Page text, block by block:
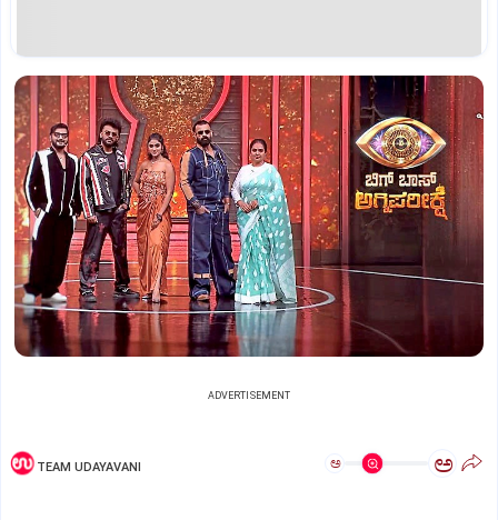
ADVERTISEMENT
TEAM UDAYAVANI ಅ ಅ